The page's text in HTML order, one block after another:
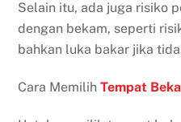
Selain itu, ada juga risiko
dengan bekam, seperti
bahkan luka bakar jika
Cara MemilihTempat